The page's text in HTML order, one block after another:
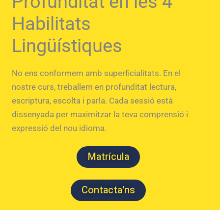
Habilitats
Lingüístiques
No ens conformem amb superficialitats. En el
nostre curs, treballem en profunditat lectura,
escriptura, escolta i parla. Cada sessió està
dissenyada per maximitzar la teva comprensió i
expressió del nou idioma.
Matrícula
Contacta'ns